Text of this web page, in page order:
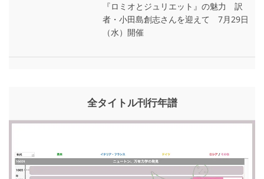
『ロミオとジュリエット』の魅力 訳
者・小田島創志さんを迎えて 7月29日
（水）開催
全タイトル刊行年譜